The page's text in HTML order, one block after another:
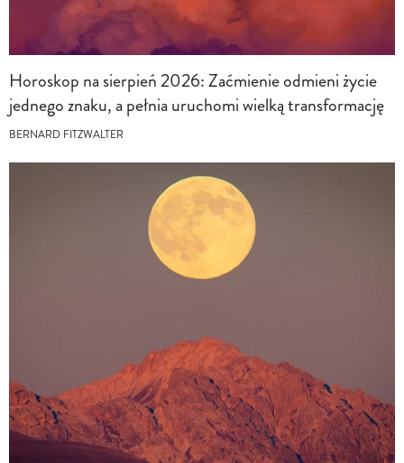
Horoskop na sierpień 2026: Zaćmienie odmieni życie
jednego znaku, a pełnia uruchomi wielką transformację
BERNARD FITZWALTER